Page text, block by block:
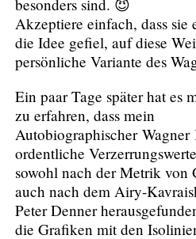
besonders sind. 😈
Akzeptiere einfach, dass sie
die Idee gefiel, auf diese
persönliche Variante des
Ein paar Tage später hat es
zu erfahren, dass mein
Autobiographischer
ordentliche
sowohl nach der Metrik von
auch nach dem Airy-
Peter Denner
die Grafiken mit den